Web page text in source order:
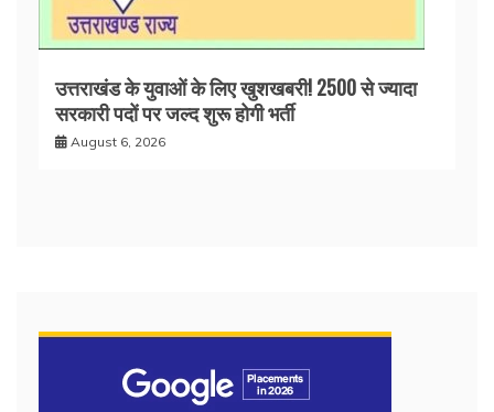
उत्तराखंड के युवाओं के लिए खुशखबरी! 2500 से ज्यादा
सरकारी पदों पर जल्द शुरू होगी भर्ती
August 6, 2026